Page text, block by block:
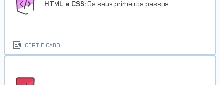
HTML e CSS: Os seus primeiros passos
CERTIFICADO